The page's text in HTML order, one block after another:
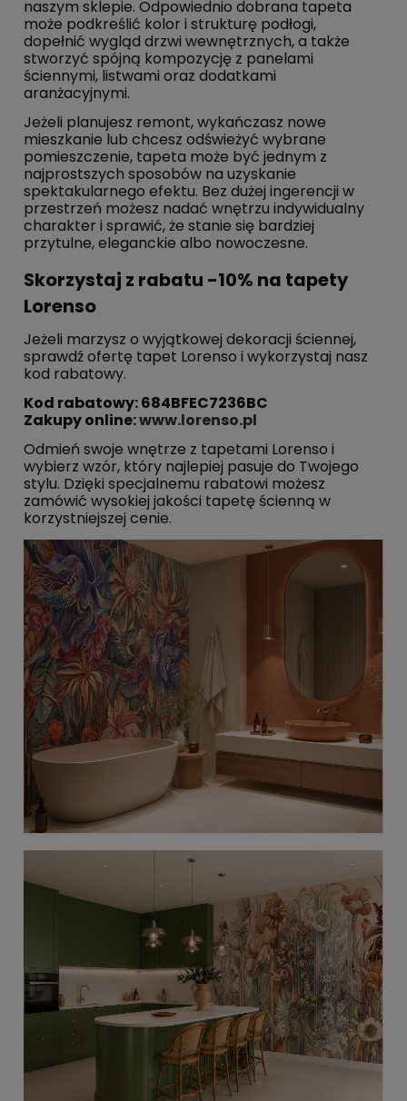
naszym sklepie. Odpowiednio dobrana tapeta
może podkreślić kolor i strukturę podłogi,
dopełnić wygląd drzwi wewnętrznych, a także
stworzyć spójną kompozycję z panelami
ściennymi, listwami oraz dodatkami
aranżacyjnymi.
Jeżeli planujesz remont, wykańczasz nowe
mieszkanie lub chcesz odświeżyć wybrane
pomieszczenie, tapeta może być jednym z
najprostszych sposobów na uzyskanie
spektakularnego efektu. Bez dużej ingerencji w
przestrzeń możesz nadać wnętrzu indywidualny
charakter i sprawić, że stanie się bardziej
przytulne, eleganckie albo nowoczesne.
Skorzystaj z rabatu -10% na tapety
Lorenso
Jeżeli marzysz o wyjątkowej dekoracji ściennej,
sprawdź ofertę tapet Lorenso i wykorzystaj nasz
kod rabatowy.
Kod rabatowy: 684BFEC7236BC
Zakupy online:www.lorenso.pl
Odmień swoje wnętrze z tapetami Lorenso i
wybierz wzór, który najlepiej pasuje do Twojego
stylu. Dzięki specjalnemu rabatowi możesz
zamówić wysokiej jakości tapetę ścienną w
korzystniejszej cenie.